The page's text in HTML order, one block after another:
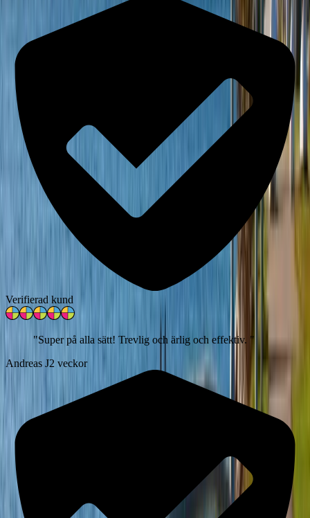
Verifierad kund
"Super på alla sätt! Trevlig och ärlig och effektiv. "
Andreas J2 veckor